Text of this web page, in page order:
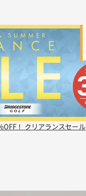
OFF！ クリアランスセール